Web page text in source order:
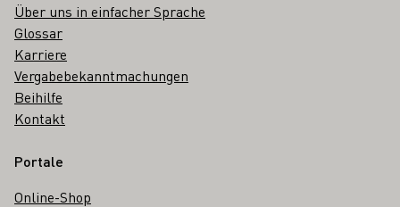
Über uns in einfacher Sprache
Glossar
Karriere
Vergabebekanntmachungen
Beihilfe
Kontakt
Portale
Online-Shop